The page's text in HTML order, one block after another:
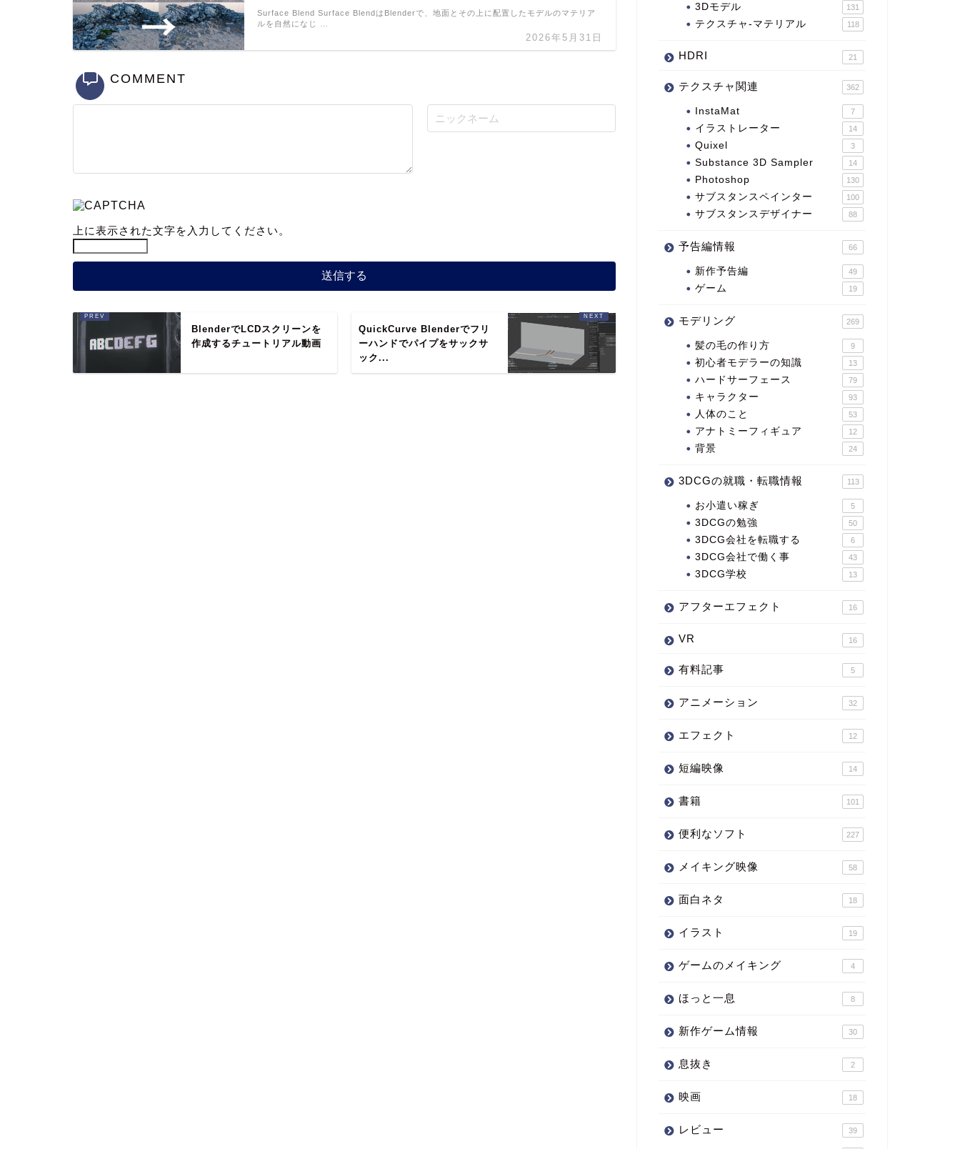
2026年5月31日
Surface Blend Surface BlendはBlenderで、地面とその上に配置したモデルのマテリア
ルを自然になじ …
COMMENT
上に表示された文字を入力してください。
BlenderでLCDスクリーンを
作成するチュートリアル動画
QuickCurve Blenderでフリ
ーハンドでパイプをサックサ
ック...
3Dモデル 131
テクスチャ-マテリアル 118
HDRI 21
テクスチャ関連 362
InstaMat 7
イラストレーター 14
Quixel 3
Substance 3D Sampler 14
Photoshop 130
サブスタンスペインター 100
サブスタンスデザイナー 88
予告編情報 66
新作予告編 49
ゲーム 19
モデリング 269
髪の毛の作り方 9
初心者モデラーの知識 13
ハードサーフェース 79
キャラクター 93
人体のこと 53
アナトミーフィギュア 12
背景 24
3DCGの就職・転職情報 113
お小遣い稼ぎ 5
3DCGの勉強 50
3DCG会社を転職する 6
3DCG会社で働く事 43
3DCG学校 13
アフターエフェクト 16
VR 16
有料記事 5
アニメーション 32
エフェクト 12
短編映像 14
書籍 101
便利なソフト 227
メイキング映像 58
面白ネタ 18
イラスト 19
ゲームのメイキング 4
ほっと一息 8
新作ゲーム情報 30
息抜き 2
映画 18
レビュー 39